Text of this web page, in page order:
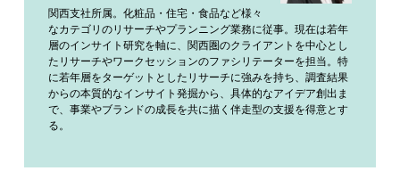
関西支社所属。化粧品・住宅・食品など様々
なカテゴリのリサーチやプランニング業務に従事。現在は若年
層のインサイト研究を軸に、関西圏のクライアントを中心とし
たリサーチやワークセッションのファシリテーターを担当。特
に若年層をターゲットとしたリサーチに強みを持ち、調査結果
からの本質的なインサイト発掘から、具体的なアイデア創出ま
で、事業やブランドの成長を共に描く伴走型の支援を得意とす
る。